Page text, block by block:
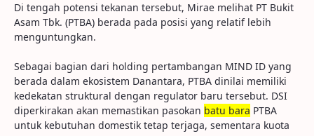
Di tengah potensi tekanan tersebut, Mirae melihat PT Bukit
Asam Tbk. (PTBA) berada pada posisi yang relatif lebih
menguntungkan.
Sebagai bagian dari holding pertambangan MIND ID yang
berada dalam ekosistem Danantara, PTBA dinilai memiliki
kedekatan struktural dengan regulator baru tersebut. DSI
diperkirakan akan memastikan pasokan batu bara PTBA
untuk kebutuhan domestik tetap terjaga, sementara kuota